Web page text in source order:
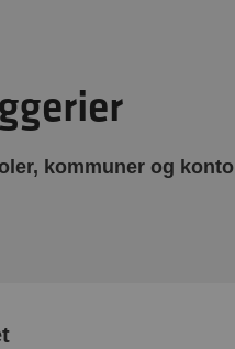
kommuner og